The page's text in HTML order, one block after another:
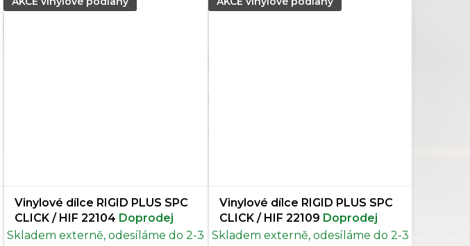
Vinylové dílce RIGID PLUS SPC
CLICK / HIF 22104 Doprodej
Skladem externě, odesíláme do 2-3
Vinylové dílce RIGID PLUS SPC
CLICK / HIF 22109 Doprodej
Skladem externě, odesíláme do 2-3